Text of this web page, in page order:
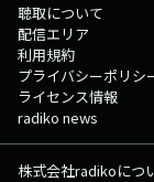
聴取について
配信エリア
利用規約
プライバシーポリシ
ライセンス情報
radiko news
株式会社radikoにつ